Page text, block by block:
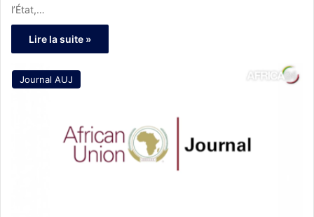
l’État,…
Lire la suite »
Journal AUJ